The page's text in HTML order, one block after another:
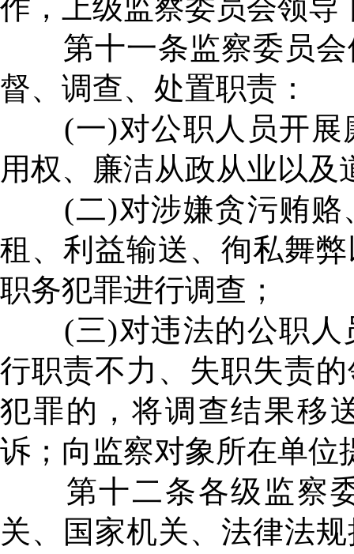
作，上级监察委员会领导
第十一条监察委员会
督、调查、处置职责：
(一)对公职人员开展
用权、廉洁从政从业以
(二)对涉嫌贪污贿赂
租、利益输送、徇私舞
职务犯罪进行调查；
(三)对违法的公职人
行职责不力、失职失责
犯罪的，将调查结果移
诉；向监察对象所在单位
第十二条各级监察委
关、国家机关、法律法